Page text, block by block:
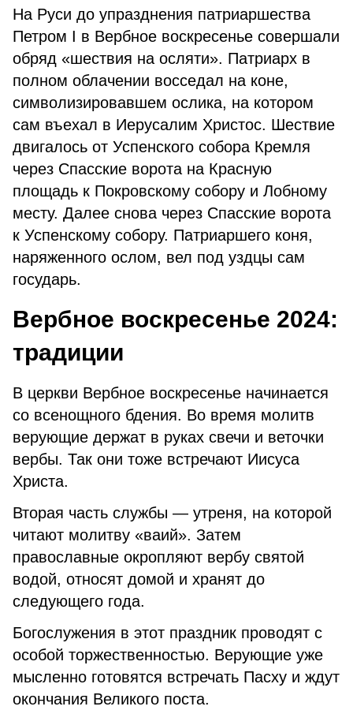
На Руси до упразднения патриаршества
Петром I в Вербное воскресенье совершали
обряд «шествия на осляти». Патриарх в
полном облачении восседал на коне,
символизировавшем ослика, на котором
сам въехал в Иерусалим Христос. Шествие
двигалось от Успенского собора Кремля
через Спасские ворота на Красную
площадь к Покровскому собору и Лобному
месту. Далее снова через Спасские ворота
к Успенскому собору. Патриаршего коня,
наряженного ослом, вел под уздцы сам
государь.
Вербное воскресенье 2024:
традиции
В церкви Вербное воскресенье начинается
со всенощного бдения. Во время молитв
верующие держат в руках свечи и веточки
вербы. Так они тоже встречают Иисуса
Христа.
Вторая часть службы — утреня, на которой
читают молитву «ваий». Затем
православные окропляют вербу святой
водой, относят домой и хранят до
следующего года.
Богослужения в этот праздник проводят с
особой торжественностью. Верующие уже
мысленно готовятся встречать Пасху и ждут
окончания Великого поста.